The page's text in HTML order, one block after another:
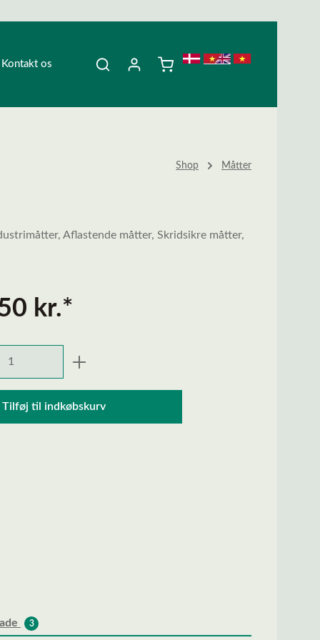
Kontakt os
Shop Måtter
Aflastende måtter, Skridsikre måtter,
kr.*
Indtast den ønskede mængde,
Tilføj til indkøbskurv
3